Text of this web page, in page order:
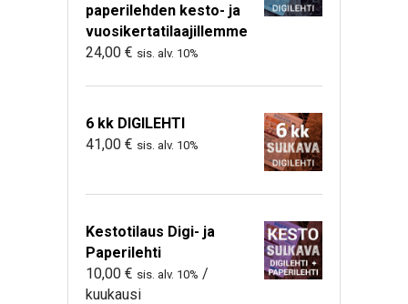
paperilehden kesto- ja
vuosikertatilaajillemme
24,00 € sis. alv. 10%
6 kk DIGILEHTI
41,00 € sis. alv. 10%
Kestotilaus Digi- ja
Paperilehti
10,00 € sis. alv. 10% /
kuukausi